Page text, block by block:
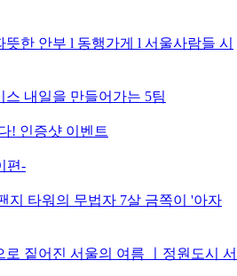
한 안부 l 동행가게 l 서울사람들 시
스 내일을 만들어가는 5팀
! 인증샷 이벤트
편-
지 타워의 무법자 7살 금쪽이 '아자
로 짙어진 서울의 여름 ㅣ정원도시 서